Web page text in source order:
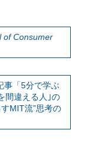
Consumer
事「5分で学ぶ
間違える人｣の
MIT流”思考の